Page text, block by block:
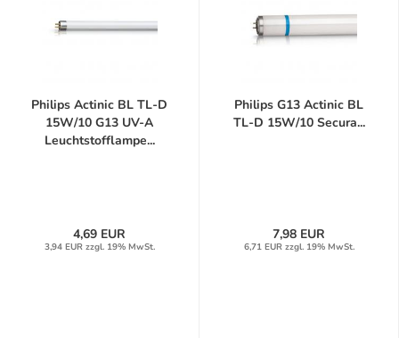
Philips Actinic BL TL-D
15W/10 G13 UV-A
Leuchtstofflampe...
4,69 EUR
3,94 EUR zzgl. 19% MwSt.
Philips G13 Actinic BL
TL-D 15W/10 Secura...
7,98 EUR
6,71 EUR zzgl. 19% MwSt.